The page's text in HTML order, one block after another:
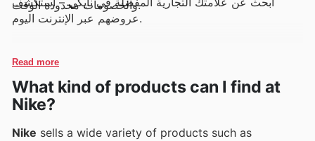
والخصومات محدودة الوقت.
عروضهم عبر الإنترنت اليوم.
Read more
What kind of products can I find at
Nike?
Nike sells a wide variety of products such as